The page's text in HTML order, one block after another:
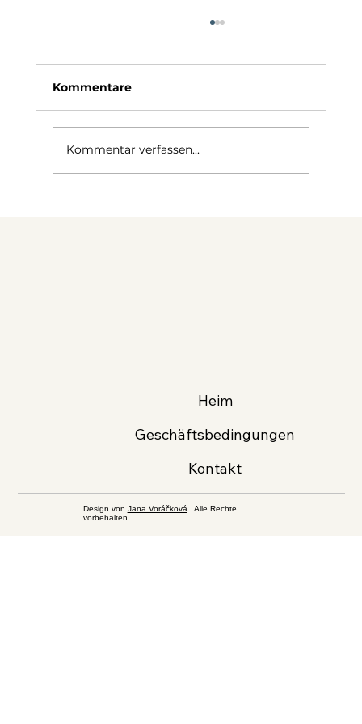
Kommentare
Kommentar verfassen...
Heim
Geschäftsbedingungen
Kontakt
Design von Jana Voráčková. Alle Rechte
vorbehalten.